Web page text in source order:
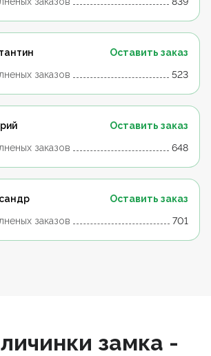
Оставить заказ
заказов
523
Оставить заказ
заказов
648
Оставить заказ
заказов
701
замка -